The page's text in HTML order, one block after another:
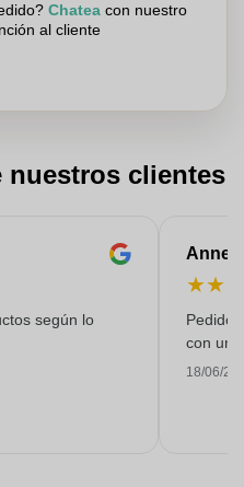
Chateacon nuestro
al cliente
nuestros clientes
según lo
Anne-
★★
Pedido
con
18/06/